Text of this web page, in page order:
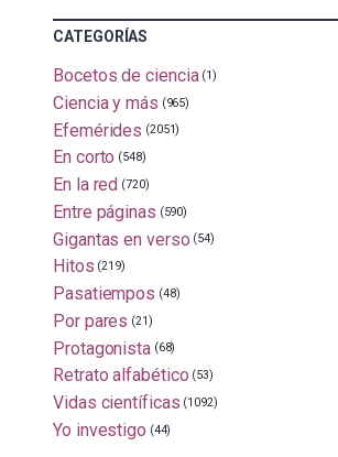
CATEGORÍAS
Bocetos de ciencia (1)
Ciencia y más (965)
Efemérides (2051)
En corto (548)
En la red (720)
Entre páginas (590)
Gigantas en verso (54)
Hitos (219)
Pasatiempos (48)
Por pares (21)
Protagonista (68)
Retrato alfabético (53)
Vidas científicas (1092)
Yo investigo (44)